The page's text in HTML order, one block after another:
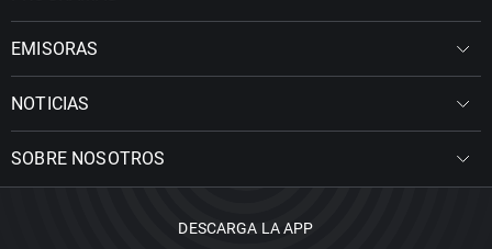
EMISORAS
NOTICIAS
SOBRE NOSOTROS
DESCARGA LA APP